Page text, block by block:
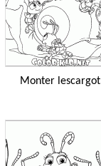
Monter lescargot